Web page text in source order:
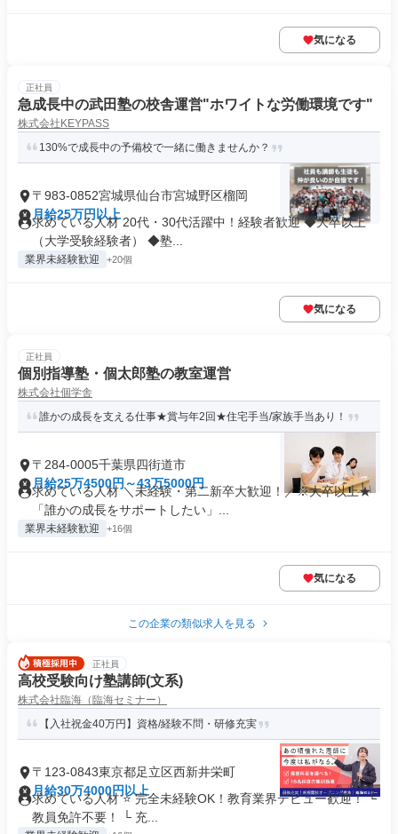
気になる
正社員
急成長中の武田塾の校舎運営"ホワイトな労働環境です"
株式会社KEYPASS
130%で成長中の予備校で一緒に働きませんか？
〒983-0852宮城県仙台市宮城野区榴岡
月給25万円以上
求めている人材 20代・30代活躍中！経験者歓迎 ◆大卒以上
（大学受験経験者） ◆塾...
業界未経験歓迎 +20個
気になる
正社員
個別指導塾・個太郎塾の教室運営
株式会社個学舎
誰かの成長を支える仕事★賞与年2回★住宅手当/家族手当あり！
〒284-0005千葉県四街道市
月給25万4500円～43万5000円
求めている人材 ＼未経験・第二新卒大歓迎！／※大卒以上★
「誰かの成長をサポートしたい」...
業界未経験歓迎 +16個
気になる
この企業の類似求人を見る
正社員
高校受験向け塾講師(文系)
株式会社臨海（臨海セミナー）
【入社祝金40万円】資格/経験不問・研修充実
〒123-0843東京都足立区西新井栄町
月給30万4000円以上
求めている人材 ⭐ 完全未経験OK！教育業界デビュー歓迎！ └
教員免許不要！ └ 充...